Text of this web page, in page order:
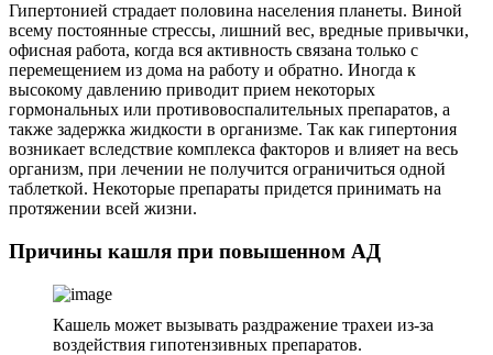
Гипертонией страдает половина населения планеты. Виной
всему постоянные стрессы, лишний вес, вредные привычки,
офисная работа, когда вся активность связана только с
перемещением из дома на работу и обратно. Иногда к
высокому давлению приводит прием некоторых
гормональных или противовоспалительных препаратов, а
также задержка жидкости в организме. Так как гипертония
возникает вследствие комплекса факторов и влияет на весь
организм, при лечении не получится ограничиться одной
таблеткой. Некоторые препараты придется принимать на
протяжении всей жизни.
Причины кашля при повышенном АД
Кашель может вызывать раздражение трахеи из-за
воздействия гипотензивных препаратов.